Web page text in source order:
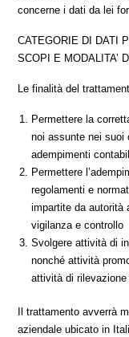
concerne i dati da lei
CATEGORIE DI DATI
SCOPI E MODALITA’
Le finalità del
Permettere la
noi assunte nei suoi
adempimenti
Permettere
regolamenti e
impartite da autorità
vigilanza e controllo
Svolgere attività di
nonché attività
attività di
Il trattamento avverrà
aziendale ubicato in